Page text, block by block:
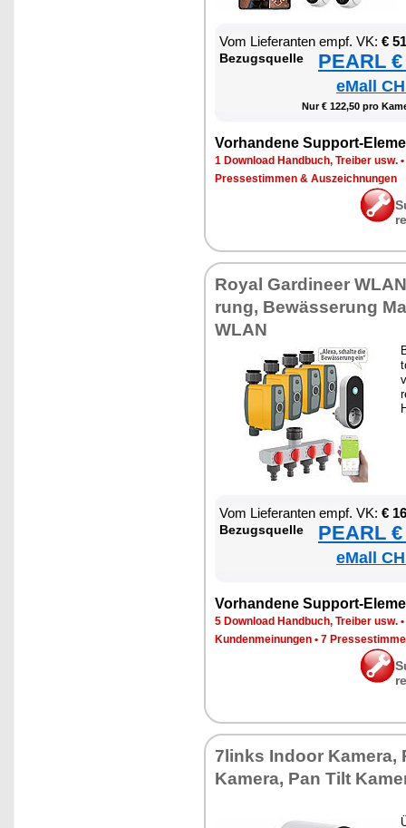
Vom Lie­fe­ran­ten empf. VK: €
Be­zugs­quel­le PEARL
eMall
Nur € 122,50 pro
Vor­han­de­ne Sup­port-
1 Down­load Hand­buch, Trei­ber usw. •
Pres­se­stim­men & Aus­zeich­nun­gen
Roy­al Gar­dineer
rung, Be­wäs­se­rung
WLAN
Vom Lie­fe­ran­ten empf. VK: €
Be­zugs­quel­le PEARL
eMall
Vor­han­de­ne Sup­port-
5 Down­load Hand­buch, Trei­ber usw. •
Kun­den­mei­nun­gen • 7
7links In­door Ka­me­ra,
Ka­me­ra, Pan Tilt